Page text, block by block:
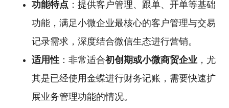
功能特点 ：提供客户管理、跟单、开单等基础
功能，满足小微企业最核心的客户管理与交易
记录需求，深度结合微信生态进行营销。
适用性 ：非常适合初创期或小微商贸企业 ，尤
其是已经使用金蝶进行财务记账，需要快速扩
展业务管理功能的情况。